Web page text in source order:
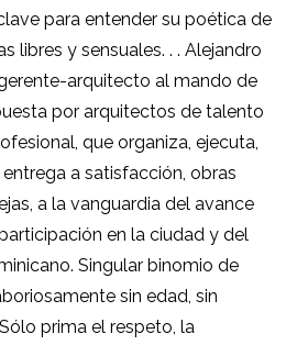
para entender su poética de
libres y sensuales. . . Alejandro
arquitecto al mando de
por arquitectos de talento
que organiza, ejecuta,
a satisfacción, obras
a la vanguardia del avance
en la ciudad y del
Singular binomio de
sin edad, sin
prima el respeto, la